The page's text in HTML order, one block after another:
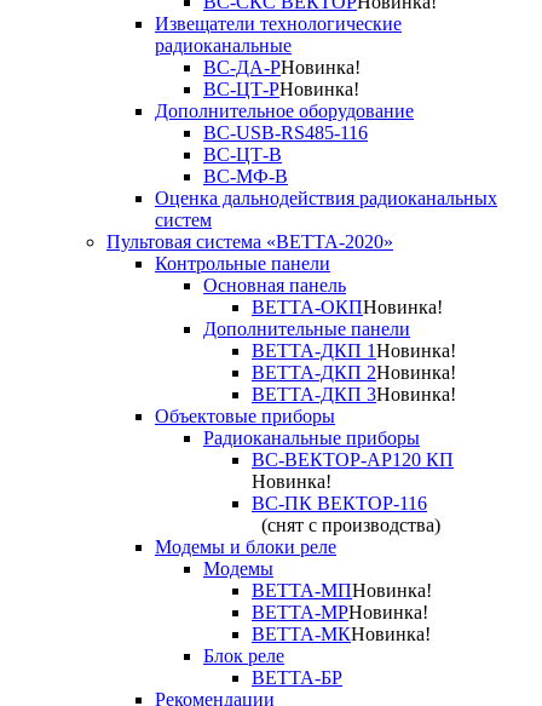
Извещатели технологические
радиоканальные
ВС-ДА-РНовинка!
ВС-ЦТ-РНовинка!
Дополнительное оборудование
ВС-USB-RS485-116
ВС-ЦТ-В
ВС-МФ-В
Оценка дальнодействия радиоканальных
систем
Пультовая система «ВЕТТА-2020»
Контрольные панели
Основная панель
ВЕТТА-ОКПНовинка!
Дополнительные панели
ВЕТТА-ДКП 1Новинка!
ВЕТТА-ДКП 2Новинка!
ВЕТТА-ДКП 3Новинка!
Объектовые приборы
Радиоканальные приборы
ВС-ВЕКТОР-АР120 КП
Новинка!
ВС-ПК ВЕКТОР-116
(снят с производства)
Модемы и блоки реле
Модемы
ВЕТТА-МПНовинка!
ВЕТТА-МРНовинка!
ВЕТТА-МКНовинка!
Блок реле
ВЕТТА-БР
Рекомендации